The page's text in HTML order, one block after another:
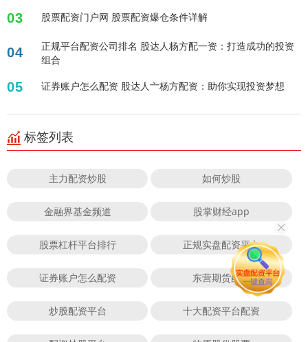
03 股票配资门户网 股票配资爆仓条件详解
04
正规平台配资公司排名 股达人杨方配一资：打造成功的投资
组合
05 证券账户怎么配资 股达人亠杨方配资：助你实现投资梦想
标签列表
主力配资炒股 如何炒股
金融界基金频道 股掌财经app
股票杠杆平台排行 正规实盘配资平台
证券账户怎么配资 东营期货配资
炒股配资平台 十大配资平台配资